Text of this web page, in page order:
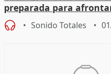
preparada para
absolutamente todos
Sonido Totales